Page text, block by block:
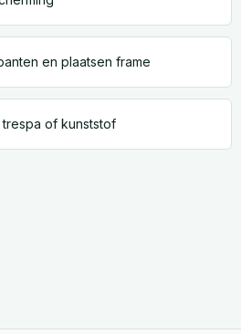
en plaatsen frame
of kunststof